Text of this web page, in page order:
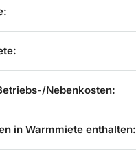
Nebenkosten:
in Warmmiete enthalten: